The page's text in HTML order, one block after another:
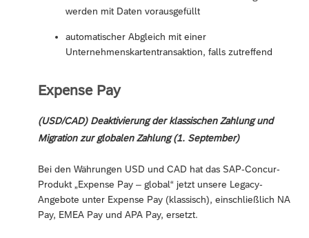
werden mit Daten vorausgefüllt
automatischer Abgleich mit einer
Unternehmenskartentransaktion, falls zutreffend
Expense Pay
(USD/CAD) Deaktivierung der klassischen Zahlung und
Migration zur globalen Zahlung (1. September)
Bei den Währungen USD und CAD hat das SAP-Concur-
Produkt „Expense Pay – global“ jetzt unsere Legacy-
Angebote unter Expense Pay (klassisch), einschließlich NA
Pay, EMEA Pay und APA Pay, ersetzt.